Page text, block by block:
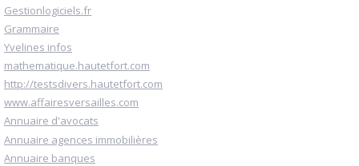
Gestionlogiciels.fr
Grammaire
Yvelines infos
mathematique.hautetfort.com
http://testsdivers.hautetfort.com
www.affairesversailles.com
Annuaire d'avocats
Annuaire agences immobilières
Annuaire banques